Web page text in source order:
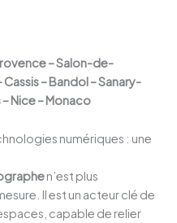
– Salon-de-
– Bandol – Sanary-
Nice – Monaco
numériques : une
n’est plus
Il est un acteur clé de
capable de relier